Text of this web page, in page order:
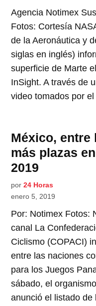
Agencia Notimex
Fotos: Cortesía
de la Aeronáutica y
siglas en inglés)
superficie de Marte
InSight. A través de
video tomados por
México, entre
más plazas
2019
por 24 Horas
enero 5, 2019
Por: Notimex Fotos:
canal La
Ciclismo (COPACI)
entre las naciones
para los Juegos
sábado, el
anunció el listado de